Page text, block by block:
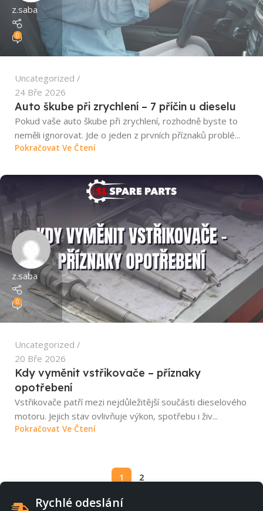
z.saba
0
Uncategorized
24 Bře 2026
Auto škube při zrychlení – 7 příčin u dieselu
Pokud vaše auto škube při zrychlení, rozhodně byste to
neměli ignorovat. Jde o jeden z prvních příznaků problé...
Pokračovat Ve Čtení
z.saba
0
Uncategorized
20 Bře 2026
Kdy vyměnit vstřikovače – příznaky
opotřebení
Vstřikovače patří mezi nejdůležitější součásti dieselového
motoru. Jejich stav ovlivňuje výkon, spotřebu i živ...
Pokračovat Ve Čtení
1 2
Rychlé odeslání